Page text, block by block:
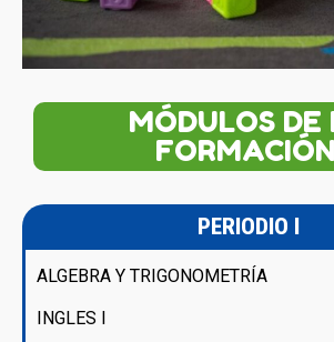
MÓDULOS DE
PERIODIO I
ALGEBRA Y TRIGONOMETRÍA
INGLES I